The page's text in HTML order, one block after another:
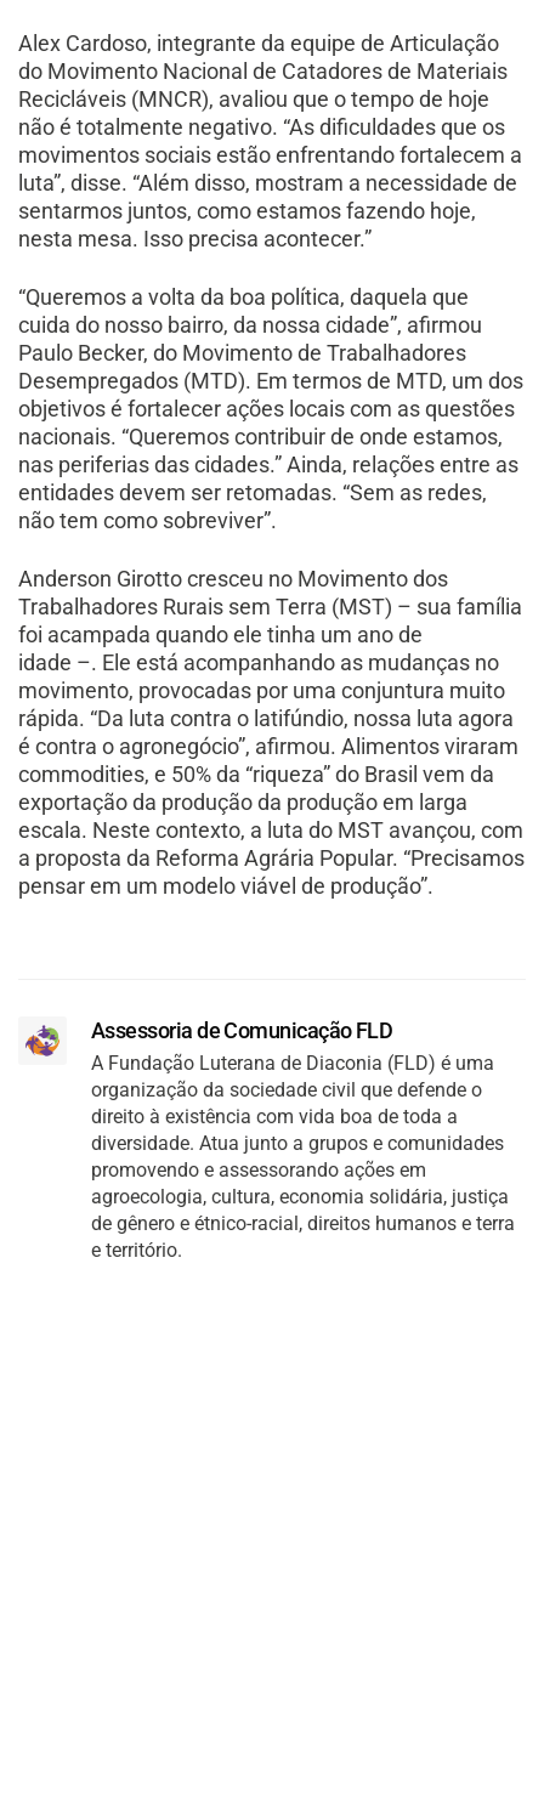
Alex Cardoso, integrante da equipe de Articulação
do Movimento Nacional de Catadores de Materiais
Recicláveis (MNCR), avaliou que o tempo de hoje
não é totalmente negativo. “As dificuldades que os
movimentos sociais estão enfrentando fortalecem a
luta”, disse. “Além disso, mostram a necessidade de
sentarmos juntos, como estamos fazendo hoje,
nesta mesa. Isso precisa acontecer.”
“Queremos a volta da boa política, daquela que
cuida do nosso bairro, da nossa cidade”, afirmou
Paulo Becker, do Movimento de Trabalhadores
Desempregados (MTD). Em termos de MTD, um dos
objetivos é fortalecer ações locais com as questões
nacionais. “Queremos contribuir de onde estamos,
nas periferias das cidades.” Ainda, relações entre as
entidades devem ser retomadas. “Sem as redes,
não tem como sobreviver”.
Anderson Girotto cresceu no Movimento dos
Trabalhadores Rurais sem Terra (MST) – sua família
foi acampada quando ele tinha um ano de
idade –. Ele está acompanhando as mudanças no
movimento, provocadas por uma conjuntura muito
rápida. “Da luta contra o latifúndio, nossa luta agora
é contra o agronegócio”, afirmou. Alimentos viraram
commodities, e 50% da “riqueza” do Brasil vem da
exportação da produção da produção em larga
escala. Neste contexto, a luta do MST avançou, com
a proposta da Reforma Agrária Popular. “Precisamos
pensar em um modelo viável de produção”.
Assessoria de Comunicação FLD
A Fundação Luterana de Diaconia (FLD) é uma
organização da sociedade civil que defende o
direito à existência com vida boa de toda a
diversidade. Atua junto a grupos e comunidades
promovendo e assessorando ações em
agroecologia, cultura, economia solidária, justiça
de gênero e étnico-racial, direitos humanos e terra
e território.